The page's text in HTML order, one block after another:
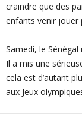
craindre que des
enfants venir jouer
Samedi, le Sénégal
Il a mis une
cela est d’autant
aux Jeux